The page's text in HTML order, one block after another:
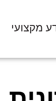
מקצועי